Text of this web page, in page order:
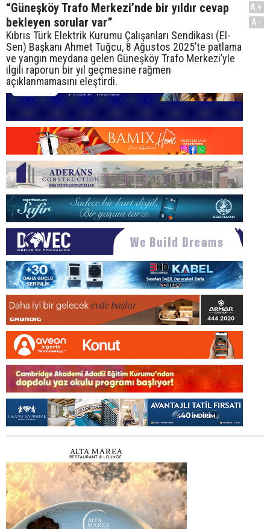
“Güneşköy Trafo Merkezi’nde bir yıldır cevap
bekleyen sorular var”
Kıbrıs Türk Elektrik Kurumu Çalışanları Sendikası (El-
Sen) Başkanı Ahmet Tuğcu, 8 Ağustos 2025’te patlama
ve yangın meydana gelen Güneşköy Trafo Merkezi’yle
ilgili raporun bir yıl geçmesine rağmen
açıklanmamasını eleştirdi.
A+
A-